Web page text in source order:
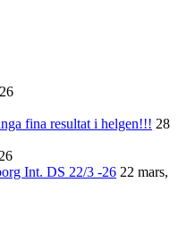
fina resultat i helgen!!! 28
Int. DS 22/3 -26 22 mars,